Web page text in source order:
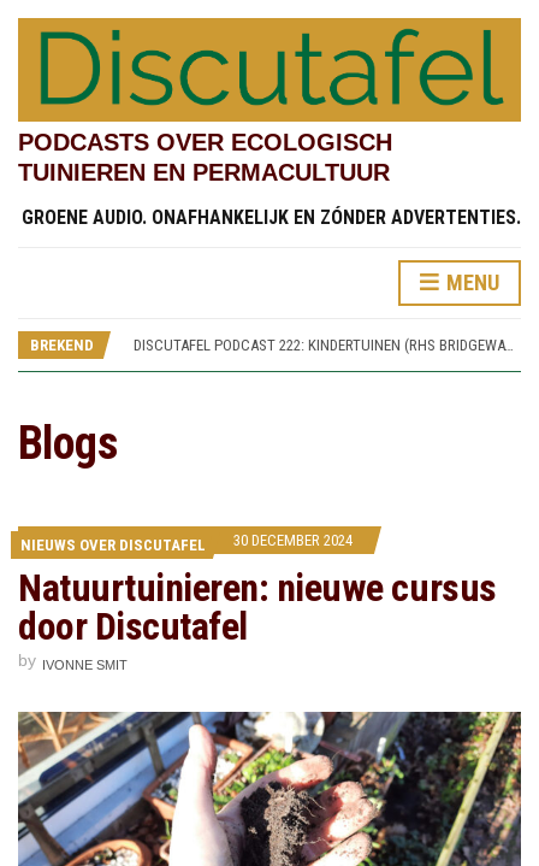
PODCASTS OVER ECOLOGISCH
TUINIEREN EN PERMACULTUUR
GROENE AUDIO. ONAFHANKELIJK EN ZÓNDER ADVERTENTIES.
MENU
BREKEND
DISCUTAFEL PODCAST 222: KINDERTUINEN (RHS BRIDGEWATER 7)
DISCUTAFEL PODCAST 221: SAMENTUINEN (RHS BRIDGEWATER 6)
Blogs
NIEUWS OVER DISCUTAFEL 30 DECEMBER 2024
Natuurtuinieren: nieuwe cursus
door Discutafel
by IVONNE SMIT